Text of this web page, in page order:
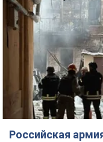
Российская